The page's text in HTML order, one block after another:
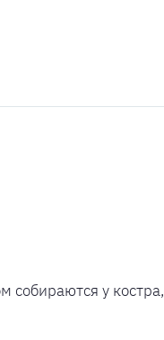
собираются у костра,